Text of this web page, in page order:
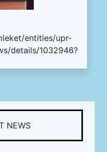
entities/upr-
details/1032946?
NEWS